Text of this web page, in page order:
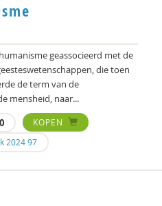
geassocieerd met de
die toen
de term van de
mensheid, naar...
KOPEN
2024 97